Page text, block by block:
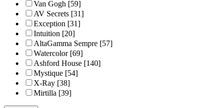
Van Gogh [59]
AV Secrets [31]
Exception [31]
Intuition [20]
AltaGamma Sempre [57]
Watercolor [69]
Ashford House [140]
Mystique [54]
X-Ray [38]
Mirtilla [39]